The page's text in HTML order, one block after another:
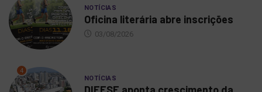
NOTÍCIAS
Oficina literária abre inscrições
03/08/2026
4
NOTÍCIAS